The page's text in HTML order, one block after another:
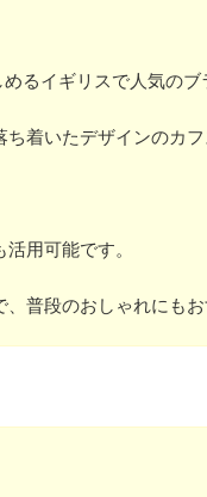
るイギリスで人気のブ
着いたデザインのカフ
用可能です。
普段のおしゃれにもお